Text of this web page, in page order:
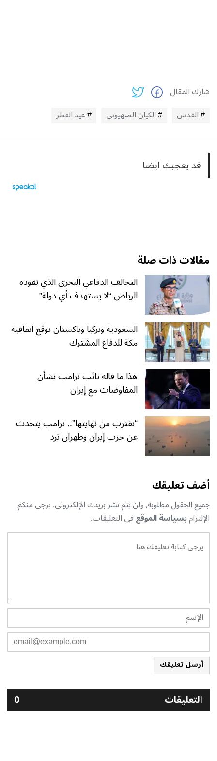
شارك المقال
القدس
الكيان الصهيوني عيد الفطر
قد يعجبك ايضا
مقالات ذات صلة
التحالف الدفاعي البحري الذي تقوده
الرياض “لا يستهدف أي دولة”
السعودية وتركيا وباكستان توقع اتفاقية
مكة للدفاع المشترك
هذا ما قاله نائب ترامب بشأن
المفاوضات مع إيران
“تقترب من نهايتها”.. ترامب يتحدث
عن حرب إيران وطهران ترد
أضف تعليقك
جميع الحقول مطلوبة, ولن يتم نشر بريدك الإلكتروني. يرجى منكم
الإلتزامبسياسة الموقعفي التعليقات.
أرسل تعليقك
التعليقات 0